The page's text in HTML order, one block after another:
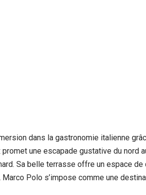
dans la gastronomie italienne
une escapade gustative du nord
Sa belle terrasse offre un espace
Polo s’impose comme une